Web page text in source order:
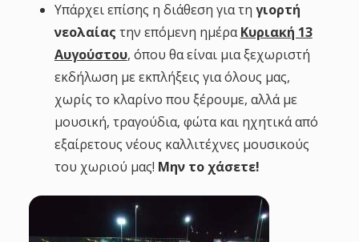
Υπάρχει επίσης η διάθεση για τη γιορτή
νεολαίας την επόμενη ημέραΚυριακή 13
Αυγούστου, όπου θα είναι μια ξεχωριστή
εκδήλωση με εκπλήξεις για όλους μας,
χωρίς το κλαρίνο που ξέρουμε, αλλά με
μουσική, τραγούδια, φώτα και ηχητικά από
εξαίρετους νέους καλλιτέχνες μουσικούς
του χωριού μας! Μην το χάσετε!